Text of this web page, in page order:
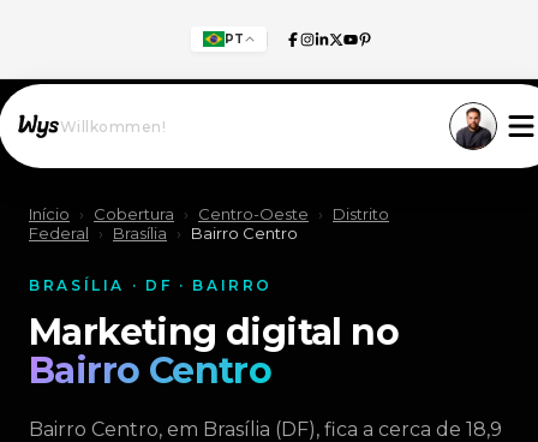
PT
Willkommen!
Início › Cobertura › Centro-Oeste ›
Distrito
Federal
› Brasília › Bairro Centro
BRASÍLIA · DF · BAIRRO
Marketing digital no
Bairro Centro
Bairro Centro, em Brasília (DF), fica a cerca de 18,9